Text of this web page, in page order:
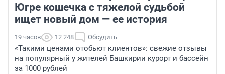
Югре кошечка с тяжелой судьбой
ищет новый дом — ее история
19 часов 12 248 Обсудить
«Такими ценами отобьют клиентов»: свежие отзывы
на популярный у жителей Башкирии курорт и бассейн
за 1000 рублей